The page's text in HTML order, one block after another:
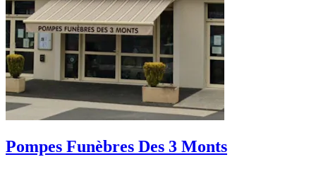
Pompes Funèbres Des 3 Monts